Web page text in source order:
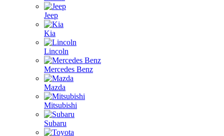
Jeep
Kia
Lincoln
Mercedes Benz
Mazda
Mitsubishi
Subaru